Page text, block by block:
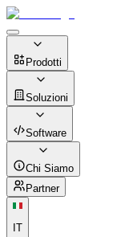
Prodotti
Soluzioni
Software
Chi Siamo
Partner
IT